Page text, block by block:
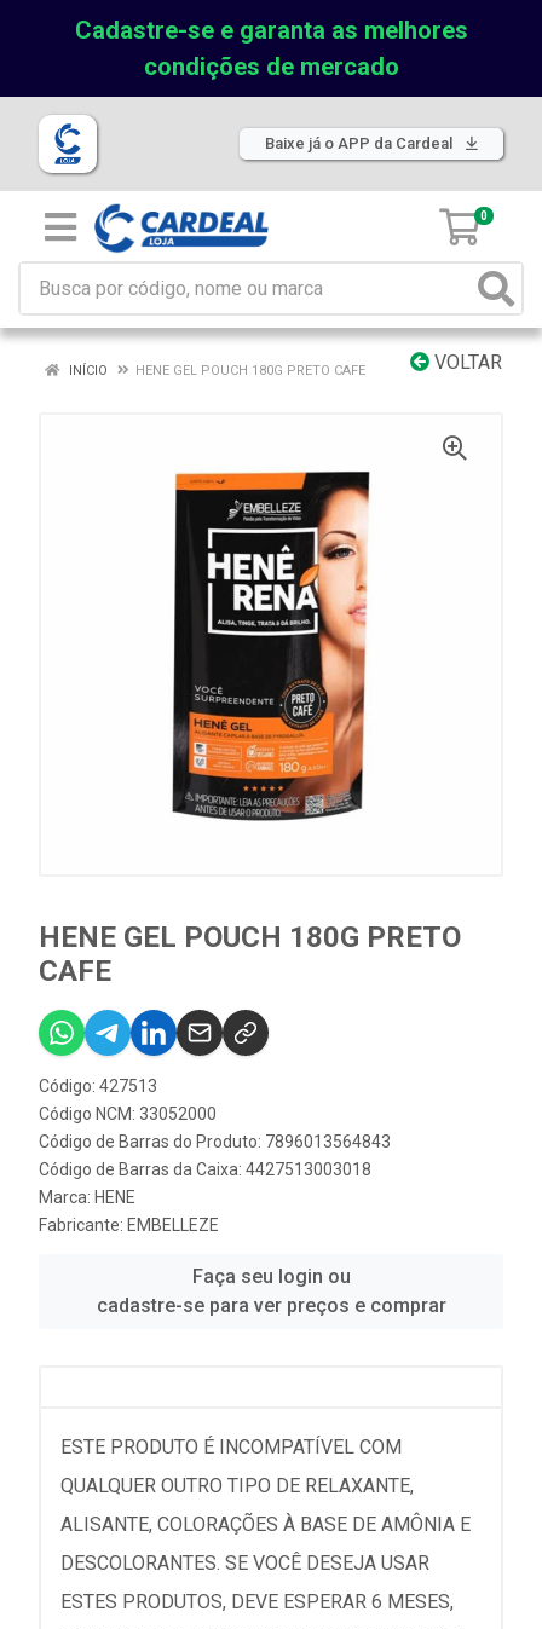
Cadastre-se e garanta as melhores
condições de mercado
Baixe já o APP da Cardeal
0
VOLTAR
INÍCIO HENE GEL POUCH 180G PRETO CAFE
HENE GEL POUCH 180G PRETO
CAFE
Código: 427513
Código NCM: 33052000
Código de Barras do Produto: 7896013564843
Código de Barras da Caixa: 4427513003018
Marca: HENE
Fabricante: EMBELLEZE
Faça seu login ou
cadastre-se para ver preços e comprar
ESTE PRODUTO É INCOMPATÍVEL COM
QUALQUER OUTRO TIPO DE RELAXANTE,
ALISANTE, COLORAÇÕES À BASE DE AMÔNIA E
DESCOLORANTES. SE VOCÊ DESEJA USAR
ESTES PRODUTOS, DEVE ESPERAR 6 MESES,